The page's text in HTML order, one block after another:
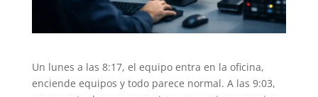
Un lunes a las 8:17, el equipo entra en la oficina,
enciende equipos y todo parece normal. A las 9:03,